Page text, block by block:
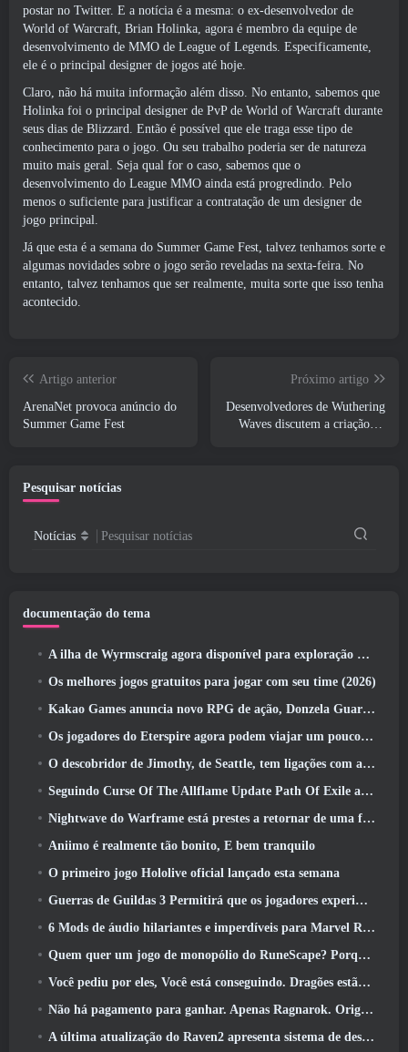
postar no Twitter. E a notícia é a mesma: o ex-desenvolvedor de
World of Warcraft, Brian Holinka, agora é membro da equipe de
desenvolvimento de MMO de League of Legends. Especificamente,
ele é o principal designer de jogos até hoje.
Claro, não há muita informação além disso. No entanto, sabemos que
Holinka foi o principal designer de PvP de World of Warcraft durante
seus dias de Blizzard. Então é possível que ele traga esse tipo de
conhecimento para o jogo. Ou seu trabalho poderia ser de natureza
muito mais geral. Seja qual for o caso, sabemos que o
desenvolvimento do League MMO ainda está progredindo. Pelo
menos o suficiente para justificar a contratação de um designer de
jogo principal.
Já que esta é a semana do Summer Game Fest, talvez tenhamos sorte e
algumas novidades sobre o jogo serão reveladas na sexta-feira. No
entanto, talvez tenhamos que ser realmente, muita sorte que isso tenha
acontecido.
Artigo anterior
ArenaNet provoca anúncio do
Summer Game Fest
Próximo artigo
Desenvolvedores de Wuthering
Waves discutem a criação da
Pesquisar notícias
Notícias Pesquisar notícias
documentação do tema
A ilha de Wyrmscraig agora disponível para exploração no RuneScape da velha escola
Os melhores jogos gratuitos para jogar com seu time (2026)
Kakao Games anuncia novo RPG de ação, Donzela Guardiã
Os jogadores do Eterspire agora podem viajar um pouco no tempo… como um deleite
O descobridor de Jimothy, de Seattle, tem ligações com a ArenaNet, Então é claro que eles estão adicionando isso ao Guild Wars 2
Seguindo Curse Of The Allflame Update Path Of Exile anuncia várias mudanças com base no feedback
Nightwave do Warframe está prestes a retornar de uma forma chocante
Aniimo é realmente tão bonito, E bem tranquilo
O primeiro jogo Hololive oficial lançado esta semana
Guerras de Guildas 3 Permitirá que os jogadores experimentem o mundo de Tyria antes que os Elder Dragons acordem
6 Mods de áudio hilariantes e imperdíveis para Marvel Rivals
Quem quer um jogo de monopólio do RuneScape? Porque um está a caminho
Você pediu por eles, Você está conseguindo. Dragões estão chegando a Albion Online
Não há pagamento para ganhar. Apenas Ragnarok. Origin Classic é lançado em julho 23
A última atualização do Raven2 apresenta sistema de despertar de habilidades, Oferecendo aos jogadores mais maneiras de aprimorar suas habilidades